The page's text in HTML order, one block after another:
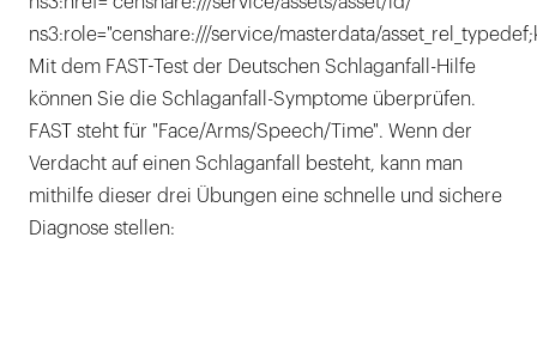
ns3:role="censhare:///service/masterdata/
Mit dem FAST-Test der Deutschen Schlaganfall-Hilfe
können Sie die Schlaganfall-Symptome überprüfen.
FAST steht für "Face/Arms/Speech/Time". Wenn der
Verdacht auf einen Schlaganfall besteht, kann man
mithilfe dieser drei Übungen eine schnelle und sichere
Diagnose stellen: